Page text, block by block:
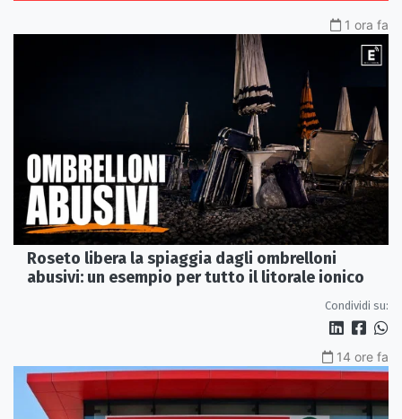
1 ora fa
Roseto libera la spiaggia dagli ombrelloni
abusivi: un esempio per tutto il litorale ionico
Condividi su:
14 ore fa